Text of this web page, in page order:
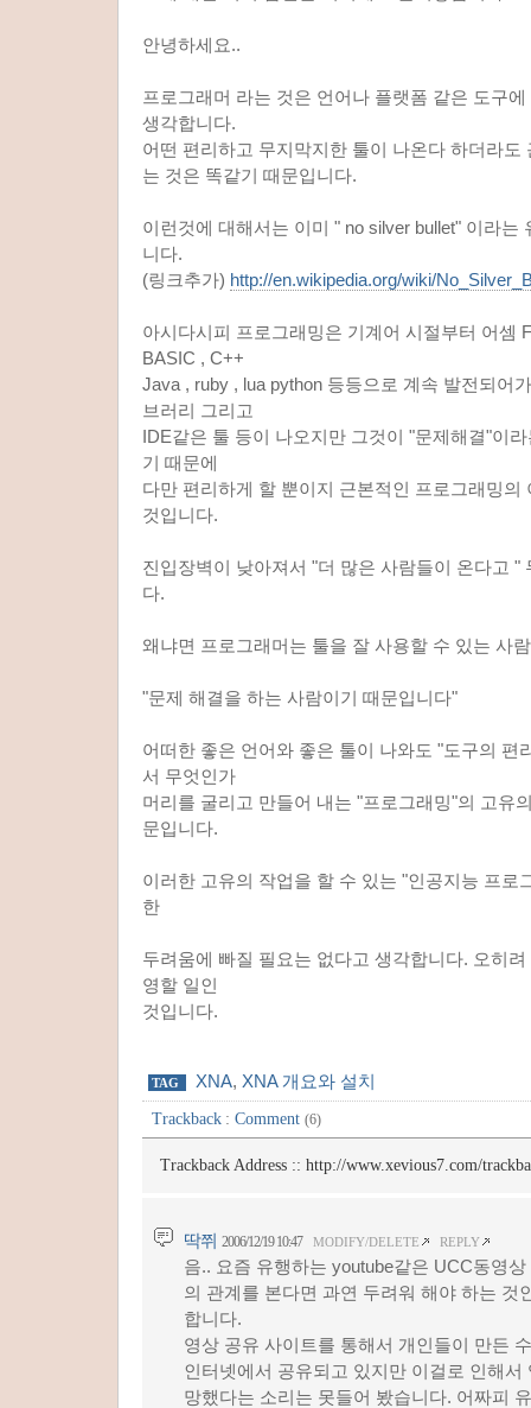
안녕하세요..
프로그래머 라는 것은 언어나 플랫폼 같은 도구
생각합니다.
어떤 편리하고 무지막지한 툴이 나온다 하더라도
는 것은 똑같기 때문입니다.
이런것에 대해서는 이미 " no silver bullet" 이라는
니다.
(링크추가) http://en.wikipedia.org/wiki/
아시다시피 프로그래밍은 기계어 시절부터 어셈
BASIC , C++
Java , ruby , lua python 등등으로 계속 발전되어
브러리 그리고
IDE같은 툴 등이 나오지만 그것이 "문제해결"이
기 때문에
다만 편리하게 할 뿐이지 근본적인 프로그래밍의
것입니다.
진입장벽이 낮아져서 "더 많은 사람들이 온다고 "
다.
왜냐면 프로그래머는 툴을 잘 사용할 수 있는 사
"문제 해결을 하는 사람이기 때문입니다"
어떠한 좋은 언어와 좋은 툴이 나와도 "도구의 편
서 무엇인가
머리를 굴리고 만들어 내는 "프로그래밍"의 고유
문입니다.
이러한 고유의 작업을 할 수 있는 "인공지능 프로
한
두려움에 빠질 필요는 없다고 생각합니다. 오히
영할 일인
것입니다.
TAG XNA, XNA 개요와 설치
Trackback : Comment (6)
Trackback Address :: http://www.xevious7.com/
딱쮜 2006/12/19 10:47 MODIFY/DELETE REPLY
음.. 요즘 유행하는 youtube같은 UCC동영
의 관계를 본다면 과연 두려워 해야 하는 것
합니다.
영상 공유 사이트를 통해서 개인들이 만든
인터넷에서 공유되고 있지만 이걸로 인해서
망했다는 소리는 못들어 봤습니다. 어짜피